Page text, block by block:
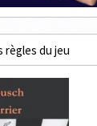
règles du jeu